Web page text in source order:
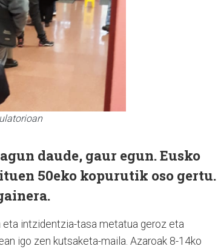
daude, gaur egun. Eusko
50eko kopurutik oso gertu.
eta intzidentzia-tasa metatua geroz eta
igo zen kutsaketa-maila. Azaroak 8-14ko